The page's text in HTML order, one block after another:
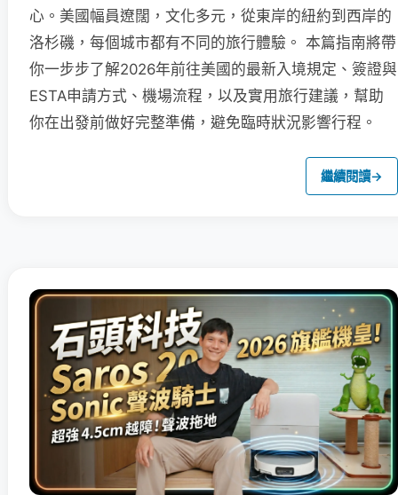
心。美國幅員遼闊，文化多元，從東岸的紐約到西岸的
洛杉磯，每個城市都有不同的旅行體驗。 本篇指南將帶
你一步步了解2026年前往美國的最新入境規定、簽證與
ESTA申請方式、機場流程，以及實用旅行建議，幫助
你在出發前做好完整準備，避免臨時狀況影響行程。
繼續閱讀→